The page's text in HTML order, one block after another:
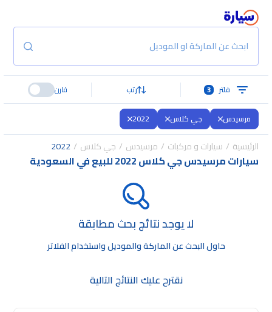
ابحث عن الماركة او الموديل
فلتر 3 رتب قارن
مرسيدس جي كلاس 2022
الرئيسية سيارات و مركبات مرسيدس جي كلاس 2022
سيارات مرسيدس جي كلاس 2022 للبيع في السعودية
لا يوجد نتائج بحث مطابقة
حاول البحث عن الماركة والموديل واستخدام الفلاتر
نقترح عليك النتائج التالية